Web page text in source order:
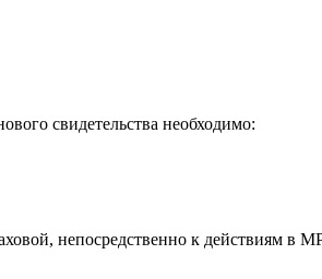
свидетельства необходимо:
непосредственно к действиям в